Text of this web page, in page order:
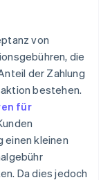
von
die
der Zahlung
bestehen.
für
einen kleinen
Da dies jedoch